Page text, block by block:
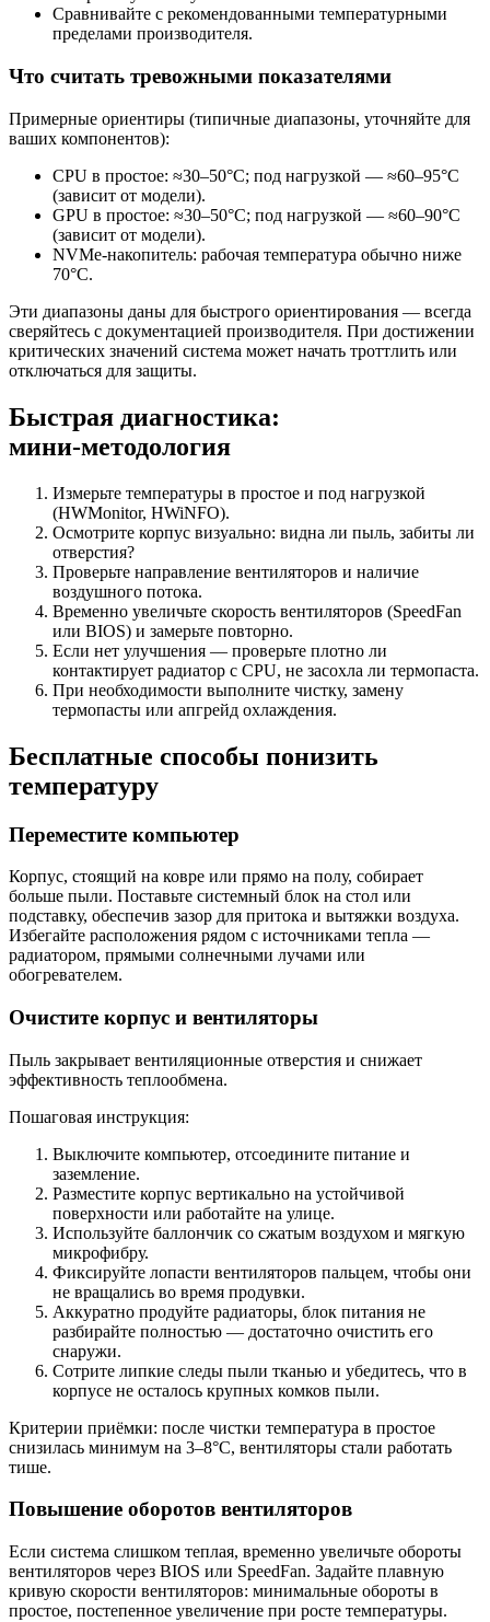
Сравнивайте с рекомендованными температурными
пределами производителя.
Что считать тревожными показателями
Примерные ориентиры (типичные диапазоны, уточняйте для
ваших компонентов):
CPU в простое: ≈30–50°C; под нагрузкой — ≈60–95°C
(зависит от модели).
GPU в простое: ≈30–50°C; под нагрузкой — ≈60–90°C
(зависит от модели).
NVMe‑накопитель: рабочая температура обычно ниже
70°C.
Эти диапазоны даны для быстрого ориентирования — всегда
сверяйтесь с документацией производителя. При достижении
критических значений система может начать троттлить или
отключаться для защиты.
Быстрая диагностика:
мини‑методология
Измерьте температуры в простое и под нагрузкой
(HWMonitor, HWiNFO).
Осмотрите корпус визуально: видна ли пыль, забиты ли
отверстия?
Проверьте направление вентиляторов и наличие
воздушного потока.
Временно увеличьте скорость вентиляторов (SpeedFan
или BIOS) и замерьте повторно.
Если нет улучшения — проверьте плотно ли
контактирует радиатор с CPU, не засохла ли термопаста.
При необходимости выполните чистку, замену
термопасты или апгрейд охлаждения.
Бесплатные способы понизить
температуру
Переместите компьютер
Корпус, стоящий на ковре или прямо на полу, собирает
больше пыли. Поставьте системный блок на стол или
подставку, обеспечив зазор для притока и вытяжки воздуха.
Избегайте расположения рядом с источниками тепла —
радиатором, прямыми солнечными лучами или
обогревателем.
Очистите корпус и вентиляторы
Пыль закрывает вентиляционные отверстия и снижает
эффективность теплообмена.
Пошаговая инструкция:
Выключите компьютер, отсоедините питание и
заземление.
Разместите корпус вертикально на устойчивой
поверхности или работайте на улице.
Используйте баллончик со сжатым воздухом и мягкую
микрофибру.
Фиксируйте лопасти вентиляторов пальцем, чтобы они
не вращались во время продувки.
Аккуратно продуйте радиаторы, блок питания не
разбирайте полностью — достаточно очистить его
снаружи.
Сотрите липкие следы пыли тканью и убедитесь, что в
корпусе не осталось крупных комков пыли.
Критерии приёмки: после чистки температура в простое
снизилась минимум на 3–8°C, вентиляторы стали работать
тише.
Повышение оборотов вентиляторов
Если система слишком теплая, временно увеличьте обороты
вентиляторов через BIOS или SpeedFan. Задайте плавную
кривую скорости вентиляторов: минимальные обороты в
простое, постепенное увеличение при росте температуры.